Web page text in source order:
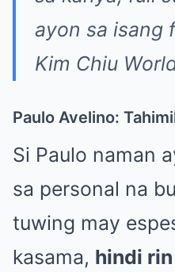
ayon sa isang
Kim Chiu
Paulo Avelino:
Si Paulo naman
sa personal na
tuwing may
kasama, hindi